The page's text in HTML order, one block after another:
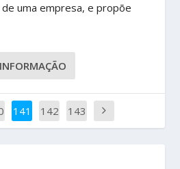
uma empresa, e propõe
141 142 143